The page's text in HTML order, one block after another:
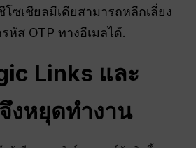
ซเชียลมีเดียสามารถหลีกเลี่ยง
หัส OTP ทางอีเมลได้.
Links และ
งหยุดทำงาน